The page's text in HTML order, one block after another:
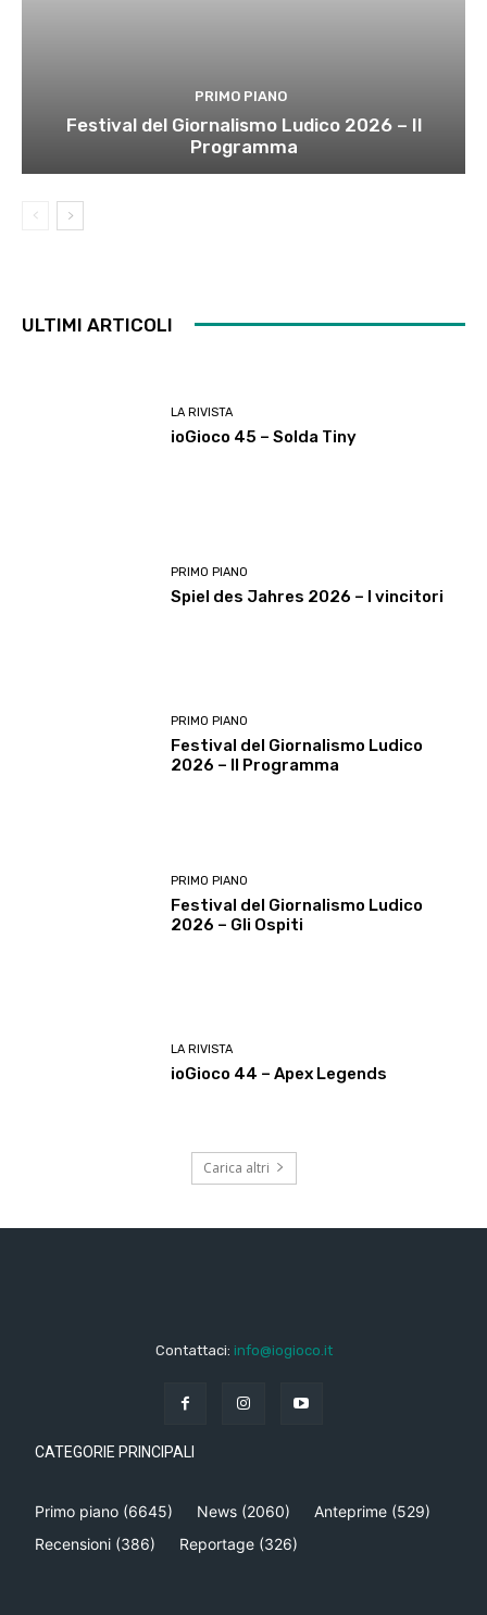
PRIMO PIANO
Festival del Giornalismo Ludico 2026 – Il
Programma
ULTIMI ARTICOLI
LA RIVISTA
ioGioco 45 – Solda Tiny
PRIMO PIANO
Spiel des Jahres 2026 – I vincitori
PRIMO PIANO
Festival del Giornalismo Ludico
2026 – Il Programma
PRIMO PIANO
Festival del Giornalismo Ludico
2026 – Gli Ospiti
LA RIVISTA
ioGioco 44 – Apex Legends
Carica altri
Contattaci: info@iogioco.it
CATEGORIE PRINCIPALI
Primo piano (6645) News (2060) Anteprime (529)
Recensioni (386) Reportage (326)